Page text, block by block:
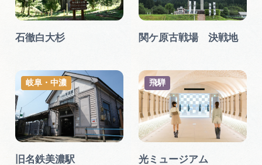
石徹白大杉 関ケ原古戦場 決戦地
旧名鉄美濃駅
岐阜・中濃
光ミュージアム
飛騨